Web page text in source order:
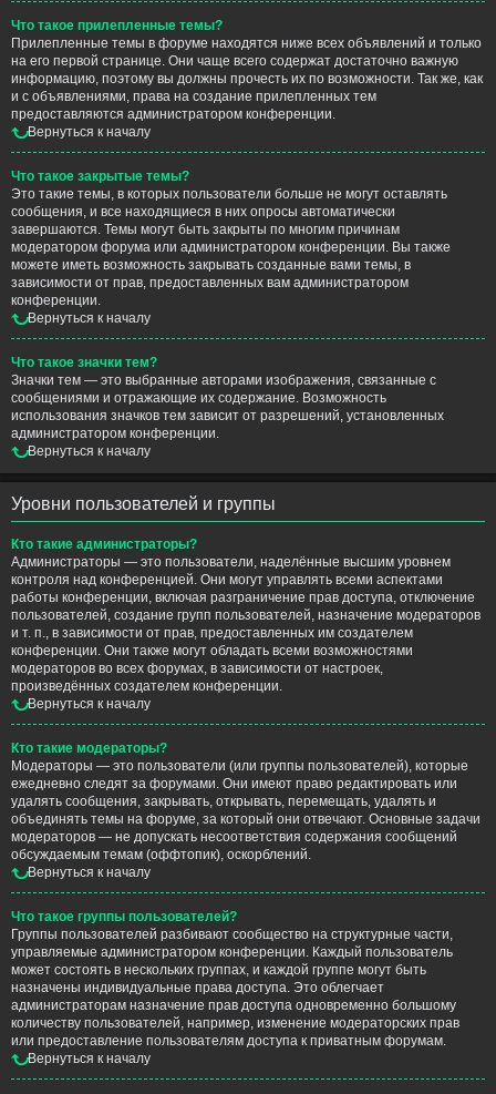
Что такое прилепленные темы?
Прилепленные темы в форуме находятся ниже всех объявлений и только
на его первой странице. Они чаще всего содержат достаточно важную
информацию, поэтому вы должны прочесть их по возможности. Так же, как
и с объявлениями, права на создание прилепленных тем
предоставляются администратором конференции.
Вернуться к началу
Что такое закрытые темы?
Это такие темы, в которых пользователи больше не могут оставлять
сообщения, и все находящиеся в них опросы автоматически
завершаются. Темы могут быть закрыты по многим причинам
модератором форума или администратором конференции. Вы также
можете иметь возможность закрывать созданные вами темы, в
зависимости от прав, предоставленных вам администратором
конференции.
Вернуться к началу
Что такое значки тем?
Значки тем — это выбранные авторами изображения, связанные с
сообщениями и отражающие их содержание. Возможность
использования значков тем зависит от разрешений, установленных
администратором конференции.
Вернуться к началу
Уровни пользователей и группы
Кто такие администраторы?
Администраторы — это пользователи, наделённые высшим уровнем
контроля над конференцией. Они могут управлять всеми аспектами
работы конференции, включая разграничение прав доступа, отключение
пользователей, создание групп пользователей, назначение модераторов
и т. п., в зависимости от прав, предоставленных им создателем
конференции. Они также могут обладать всеми возможностями
модераторов во всех форумах, в зависимости от настроек,
произведённых создателем конференции.
Вернуться к началу
Кто такие модераторы?
Модераторы — это пользователи (или группы пользователей), которые
ежедневно следят за форумами. Они имеют право редактировать или
удалять сообщения, закрывать, открывать, перемещать, удалять и
объединять темы на форуме, за который они отвечают. Основные задачи
модераторов — не допускать несоответствия содержания сообщений
обсуждаемым темам (оффтопик), оскорблений.
Вернуться к началу
Что такое группы пользователей?
Группы пользователей разбивают сообщество на структурные части,
управляемые администратором конференции. Каждый пользователь
может состоять в нескольких группах, и каждой группе могут быть
назначены индивидуальные права доступа. Это облегчает
администраторам назначение прав доступа одновременно большому
количеству пользователей, например, изменение модераторских прав
или предоставление пользователям доступа к приватным форумам.
Вернуться к началу